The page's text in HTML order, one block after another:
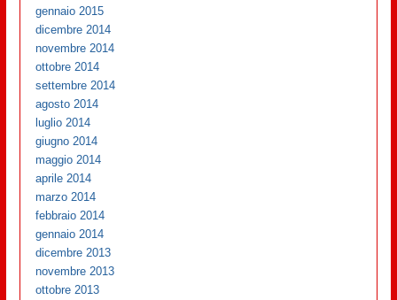
gennaio 2015
dicembre 2014
novembre 2014
ottobre 2014
settembre 2014
agosto 2014
luglio 2014
giugno 2014
maggio 2014
aprile 2014
marzo 2014
febbraio 2014
gennaio 2014
dicembre 2013
novembre 2013
ottobre 2013